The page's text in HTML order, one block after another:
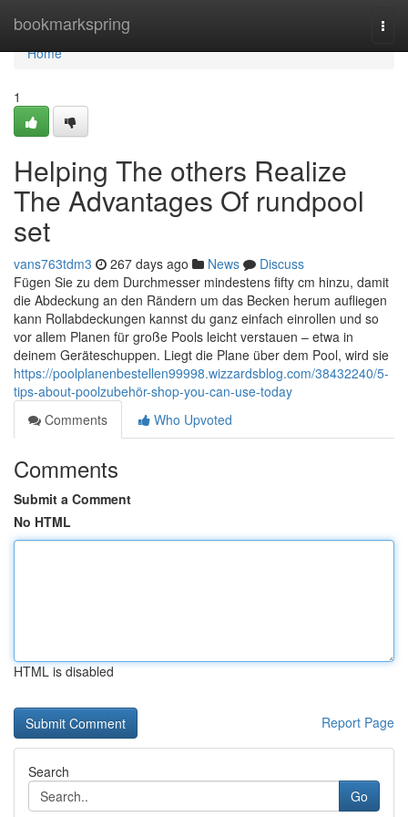
bookmarkspring
Home
Home
1
Helping The others Realize
The Advantages Of rundpool
set
vans763tdm3 267 days ago News
Discuss
Fügen Sie zu dem Durchmesser mindestens fifty cm hinzu, damit
die Abdeckung an den Rändern um das Becken herum aufliegen
kann Rollabdeckungen kannst du ganz einfach einrollen und so
vor allem Planen für große Pools leicht verstauen – etwa in
deinem Geräteschuppen. Liegt die Plane über dem Pool, wird sie
https://poolplanenbestellen99998.wizzardsblog.com/38432240/5-
tips-about-poolzubehör-shop-you-can-use-today
Comments
Who Upvoted
Comments
Submit a Comment
No HTML
HTML is disabled
Report Page
Search
Go